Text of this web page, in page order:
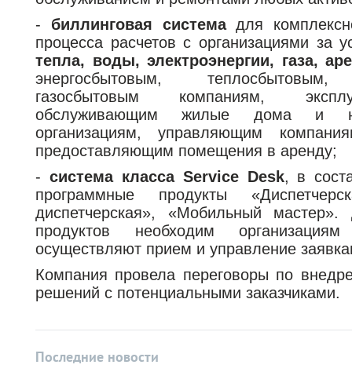
- биллинговая системадля
процесса расчетов с организациями за
тепла, воды, электроэнергии, газа,
энергосбытовым,
газосбытовым компаниям,
обслуживающим жилые дома и
организациям, управляющим
предоставляющим помещения в аренду;
- система класса Service Desk, в
программные продукты
диспетчерская», «Мобильный
продуктов необходим
осуществляют прием и управление
Компания провела переговоры по
решений с потенциальными заказчиками.
Последние новости